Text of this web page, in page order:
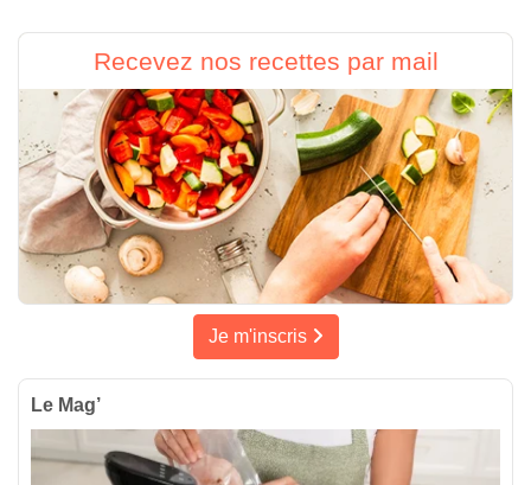
Recevez nos recettes par mail
Je m'inscris
Le Mag’